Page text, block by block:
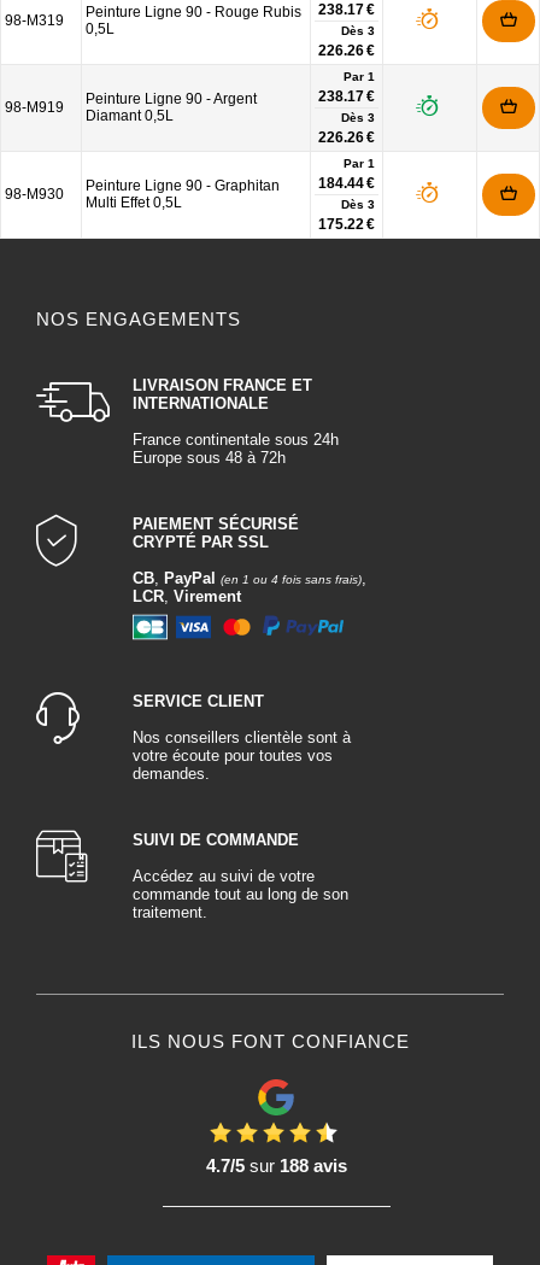
98-M319
Peinture Ligne 90 - Rouge Rubis
0,5L
238.17 €
Dès 3
226.26 €
98-M919
Peinture Ligne 90 - Argent
Diamant 0,5L
Par 1
238.17 €
Dès 3
226.26 €
98-M930
Peinture Ligne 90 - Graphitan
Multi Effet 0,5L
Par 1
184.44 €
Dès 3
175.22 €
NOS ENGAGEMENTS
LIVRAISON FRANCE ET
INTERNATIONALE
France continentale sous 24h
Europe sous 48 à 72h
PAIEMENT SÉCURISÉ
CRYPTÉ PAR SSL
CB, PayPal (en 1 ou 4 fois sans frais),
LCR, Virement
SERVICE CLIENT
Nos conseillers clientèle sont à
votre écoute pour toutes vos
demandes.
SUIVI DE COMMANDE
Accédez au suivi de votre
commande tout au long de son
traitement.
ILS NOUS FONT CONFIANCE
4.7/5sur 188 avis